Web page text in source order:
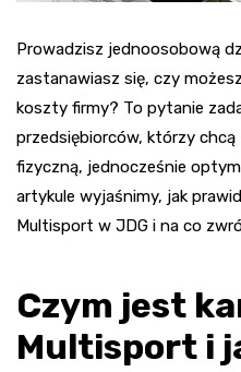
Prowadzisz jednoosobową
zastanawiasz się, czy
koszty firmy? To pytanie
przedsiębiorców, którzy
fizyczną, jednocześnie
artykule wyjaśnimy, jak
Multisport w JDG i na co
Czym jest
Multisport i